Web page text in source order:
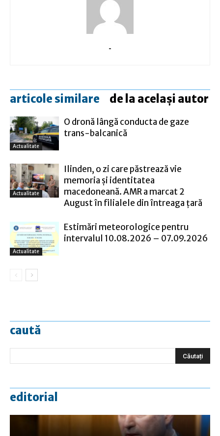
-
articole similare de la același autor
Actualitate
O dronă lângă conducta de gaze
trans-balcanică
Actualitate
Ilinden, o zi care păstrează vie
memoria și identitatea
macedoneană. AMR a marcat 2
August în filialele din întreaga țară
Actualitate
Estimări meteorologice pentru
intervalul 10.08.2026 – 07.09.2026
caută
editorial